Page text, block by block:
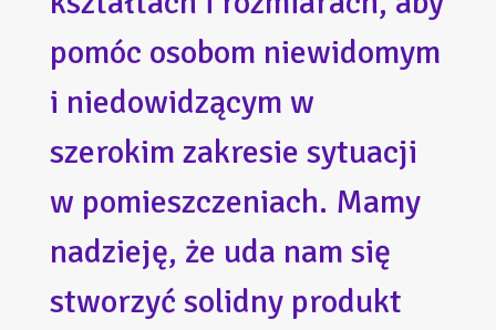
pomóc osobom niewidomym
i niedowidzącym w
szerokim zakresie sytuacji
w pomieszczeniach. Mamy
nadzieję, że uda nam się
stworzyć solidny produkt